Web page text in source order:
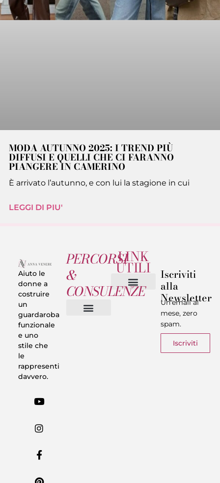
MODA AUTUNNO 2025: I TREND PIÙ
DIFFUSI E QUELLI CHE CI FARANNO
PIANGERE IN CAMERINO
È arrivato l’autunno, e con lui la stagione in cui
LEGGI DI PIU'
Aiuto le
donne a
costruire
un
guardaroba
funzionale
e uno
stile che
le
rappresenti
davvero.
PERCORSI
&
CONSULENZE
LINK
UTILI Iscriviti
alla
Newsletter
Un’email al
mese, zero
spam.
Iscriviti